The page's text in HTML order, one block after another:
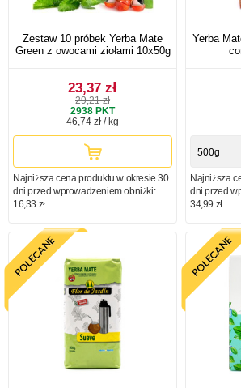
Zestaw 10 próbek Yerba Mate
Green z owocami ziołami 10x50g
23,37 zł
29,21 zł
2938 PKT
46,74 zł / kg
Najniższa cena produktu w okresie 30
dni przed wprowadzeniem obniżki:
16,33 zł
Yerba
500g
Najniższa
dni przed
34,99 zł